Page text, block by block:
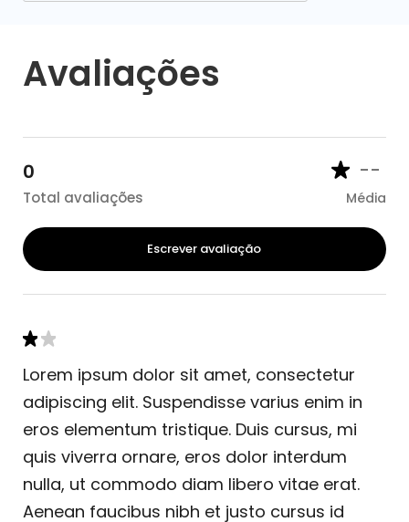
Avaliações
0
Total avaliações
--
Média
Escrever avaliação
Lorem ipsum dolor sit amet, consectetur
adipiscing elit. Suspendisse varius enim in
eros elementum tristique. Duis cursus, mi
quis viverra ornare, eros dolor interdum
nulla, ut commodo diam libero vitae erat.
Aenean faucibus nibh et justo cursus id